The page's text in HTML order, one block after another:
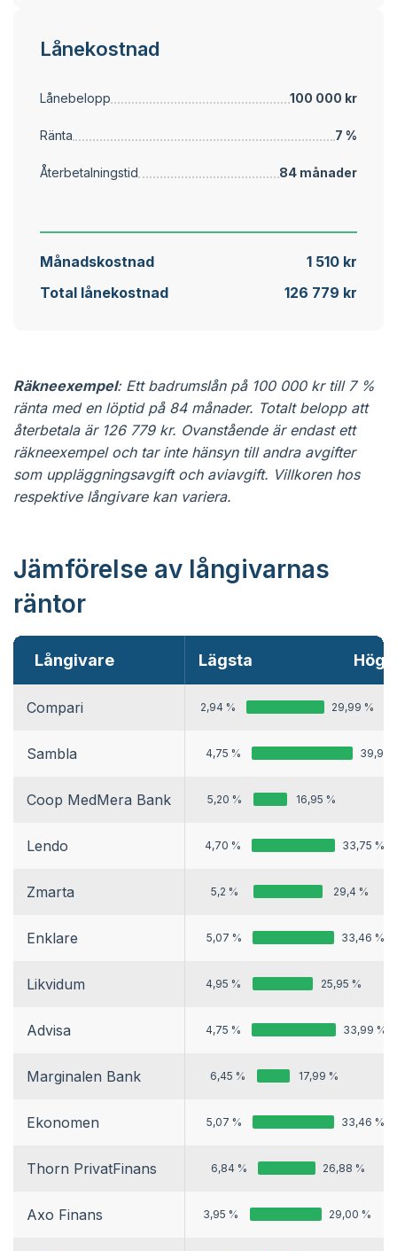
Lånekostnad
Lånebelopp 100 000 kr
Ränta 7 %
Återbetalningstid 84 månader
Månadskostnad
1 510 kr
Total lånekostnad
126 779 kr
Räkneexempel: Ett badrumslån på 100 000 kr till 7 %
ränta med en löptid på 84 månader. Totalt belopp att
återbetala är 126 779 kr. Ovanstående är endast ett
räkneexempel och tar inte hänsyn till andra avgifter
som uppläggningsavgift och aviavgift. Villkoren hos
respektive långivare kan variera.
Jämförelse av långivarnas
räntor
Långivare Lägsta
Compari 2,94 % 29,99 %
Sambla 4,75 % 39,99
Coop MedMera Bank 5,20 % 16,95 %
Lendo 4,70 % 33,75 %
Zmarta 5,2 % 29,4 %
Enklare 5,07 % 33,46 %
Likvidum 4,95 % 25,95 %
Advisa 4,75 % 33,99 %
Marginalen Bank 6,45 % 17,99 %
Ekonomen 5,07 % 33,46 %
Thorn PrivatFinans 6,84 % 26,88 %
Axo Finans 3,95 % 29,00 %